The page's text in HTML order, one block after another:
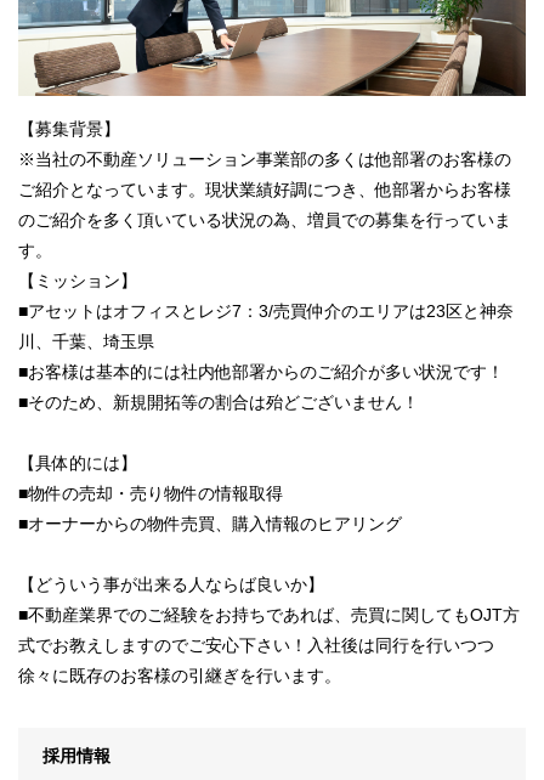
【募集背景】
※当社の不動産ソリューション事業部の多くは他部署のお客様の
ご紹介となっています。現状業績好調につき、他部署からお客様
のご紹介を多く頂いている状況の為、増員での募集を行っていま
す。
【ミッション】
■アセットはオフィスとレジ7：3/売買仲介のエリアは23区と神奈
川、千葉、埼玉県
■お客様は基本的には社内他部署からのご紹介が多い状況です！
■そのため、新規開拓等の割合は殆どございません！
【具体的には】
■物件の売却・売り物件の情報取得
■オーナーからの物件売買、購入情報のヒアリング
【どういう事が出来る人ならば良いか】
■不動産業界でのご経験をお持ちであれば、売買に関してもOJT方
式でお教えしますのでご安心下さい！入社後は同行を行いつつ
徐々に既存のお客様の引継ぎを行います。
採用情報